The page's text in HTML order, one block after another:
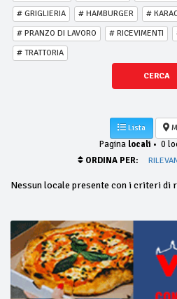
# GRIGLIERIA
# HAMBURGER #
# PRANZO DI LAVORO
# RICEVIMENTI
# TRATTORIA
CERCA
Lista
Pagina locali • 0
ORDINA PER:
Nessun locale presente con i criteri di